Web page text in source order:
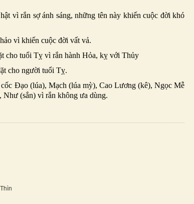
vì rắn sợ ánh sáng, những tên này khiến cuộc đời khó
vì khiến cuộc đời vất vả.
cho tuổi Tỵ vì rắn hành Hỏa, kỵ với Thủy
cho người tuổi Tỵ.
Đạo (lúa), Mạch (lúa mỳ), Cao Lương (kê), Ngọc Mễ
Như (sắn) vì rắn không ưa dùng.